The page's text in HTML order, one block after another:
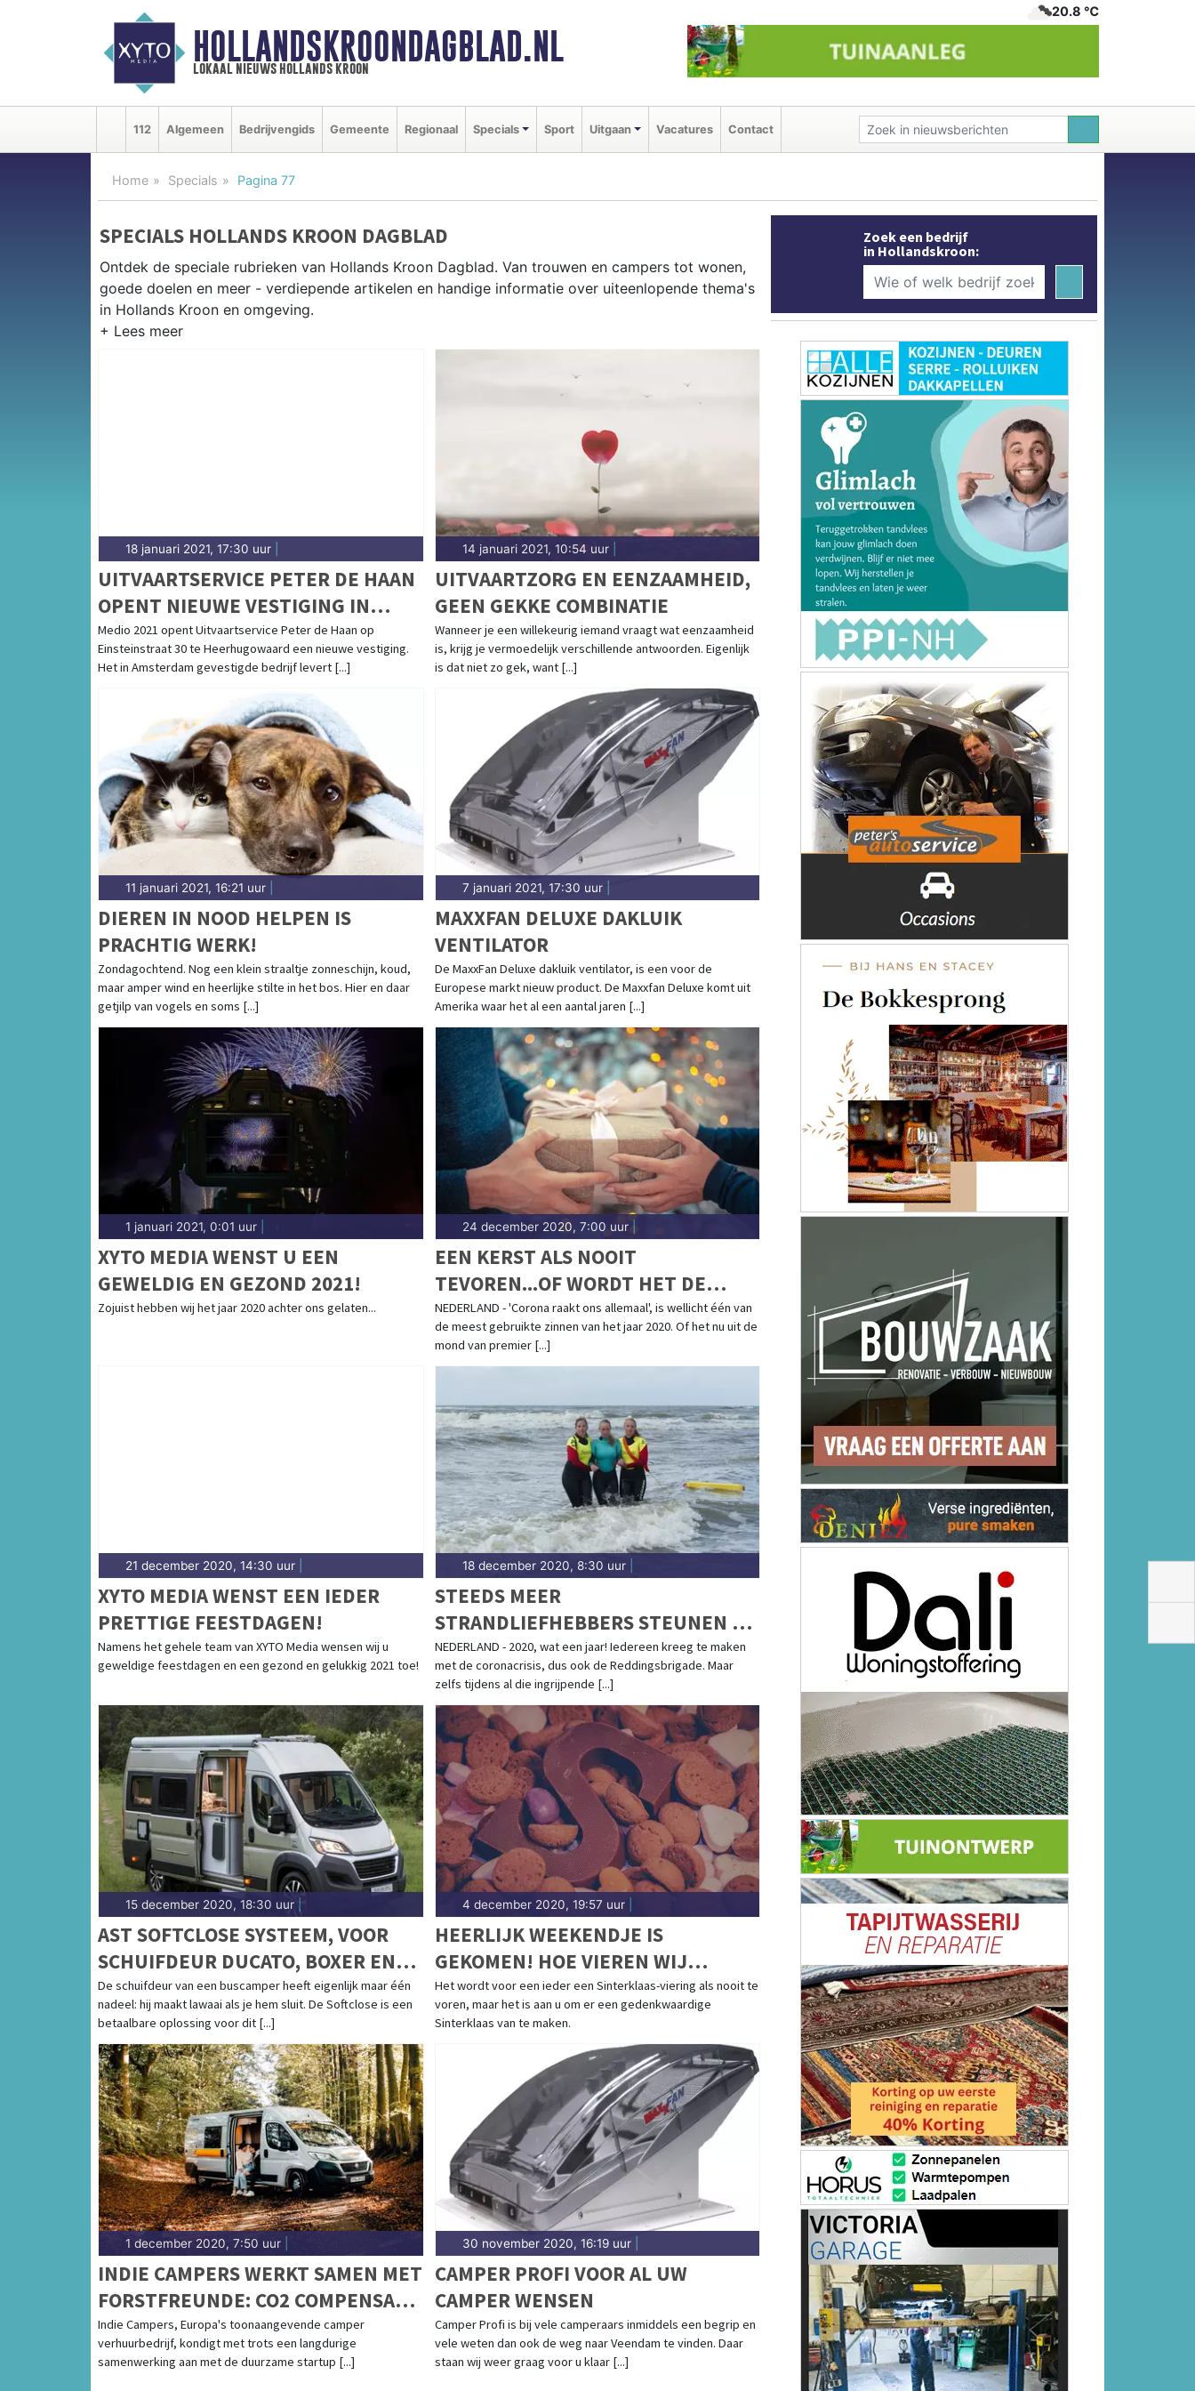
HOLLANDSKROONDAGBLAD.NL
lokaal nieuws hollands kroon
20.8 ℃
112 Algemeen Bedrijvengids Gemeente Regionaal Specials Sport Uitgaan Vacatures Contact
Home Specials Pagina 77
SPECIALS HOLLANDS KROON DAGBLAD
Ontdek de speciale rubrieken van Hollands Kroon Dagblad. Van trouwen en campers tot wonen,
goede doelen en meer - verdiepende artikelen en handige informatie over uiteenlopende thema's
in Hollands Kroon en omgeving.
18 januari 2021, 17:30 uur
UITVAARTSERVICE PETER DE HAAN
OPENT NIEUWE VESTIGING IN
HOLLANDS KROON!
Medio 2021 opent Uitvaartservice Peter de Haan op
Einsteinstraat 30 te Heerhugowaard een nieuwe vestiging.
Het in Amsterdam gevestigde bedrijf levert [...]
14 januari 2021, 10:54 uur|
UITVAARTZORG EN EENZAAMHEID,
GEEN GEKKE COMBINATIE
Wanneer je een willekeurig iemand vraagt wat eenzaamheid
is, krijg je vermoedelijk verschillende antwoorden. Eigenlijk
is dat niet zo gek, want [...]
11 januari 2021, 16:21 uur
DIEREN IN NOOD HELPEN IS
PRACHTIG WERK!
Zondagochtend. Nog een klein straaltje zonneschijn, koud,
maar amper wind en heerlijke stilte in het bos. Hier en daar
getjilp van vogels en soms [...]
7 januari 2021, 17:30 uur|
MAXXFAN DELUXE DAKLUIK
VENTILATOR
De MaxxFan Deluxe dakluik ventilator, is een voor de
Europese markt nieuw product. De Maxxfan Deluxe komt uit
Amerika waar het al een aantal jaren [...]
1 januari 2021, 0:01 uur
XYTO MEDIA WENST U EEN
GEWELDIG EN GEZOND 2021!
Zojuist hebben wij het jaar 2020 achter ons gelaten...
24 december 2020, 7:00 uur|
EEN KERST ALS NOOIT
TEVOREN...OF WORDT HET DE
MEEST GEDENKWAARDIGE KERST
OOIT?
NEDERLAND - 'Corona raakt ons allemaal', is wellicht één van
de meest gebruikte zinnen van het jaar 2020. Of het nu uit de
mond van premier [...]
21 december 2020, 14:30 uur
XYTO MEDIA WENST EEN IEDER
PRETTIGE FEESTDAGEN!
Namens het gehele team van XYTO Media wensen wij u
geweldige feestdagen en een gezond en gelukkig 2021 toe!
18 december 2020, 8:30 uur|
STEEDS MEER
STRANDLIEFHEBBERS STEUNEN DE
REDDINGSBRIGADE
NEDERLAND - 2020, wat een jaar! Iedereen kreeg te maken
met de coronacrisis, dus ook de Reddingsbrigade. Maar
zelfs tijdens al die ingrijpende [...]
15 december 2020, 18:30 uur
AST SOFTCLOSE SYSTEEM, VOOR
SCHUIFDEUR DUCATO, BOXER EN
JUMPER >2006
De schuifdeur van een buscamper heeft eigenlijk maar één
nadeel: hij maakt lawaai als je hem sluit. De Softclose is een
betaalbare oplossing voor dit [...]
4 december 2020, 19:57 uur|
HEERLIJK WEEKENDJE IS
GEKOMEN! HOE VIEREN WIJ
SINTERKLAAS IN CORONATIJD?
Het wordt voor een ieder een Sinterklaas-viering als nooit te
voren, maar het is aan u om er een gedenkwaardige
Sinterklaas van te maken.
1 december 2020, 7:50 uur
INDIE CAMPERS WERKT SAMEN MET
FORSTFREUNDE: CO2 COMPENSATIE
VOOR JE ROADTRIP DOOR HET
PLANTEN VAN BOMEN
Indie Campers, Europa's toonaangevende camper
verhuurbedrijf, kondigt met trots een langdurige
samenwerking aan met de duurzame startup [...]
30 november 2020, 16:19 uur|
CAMPER PROFI VOOR AL UW
CAMPER WENSEN
Camper Profi is bij vele camperaars inmiddels een begrip en
vele weten dan ook de weg naar Veendam te vinden. Daar
staan wij weer graag voor u klaar [...]
Zoek een bedrijf
in Hollandskroon: